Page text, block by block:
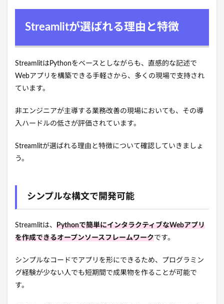
Streamlitが選ばれる理由と特徴
StreamlitはPythonをベースとしながらも、直感的な記述で
Webアプリを構築できる手軽さから、多くの現場で支持され
ています。
非エンジニアが主導する業務改善の現場においても、その導
入ハードルの低さが評価されています。
Streamlitが選ばれる理由と特徴について確認していきましょ
う。
シンプルな構文で開発可能
Streamlitは、 Pythonで簡単にインタラクティブなWebアプリ
を作成できるオープンソースフレームワークです。
シンプルなコードでアプリを形にできるため、プログラミン
グ経験が少ない人でも短期間で成果物を作ることが可能で
す。